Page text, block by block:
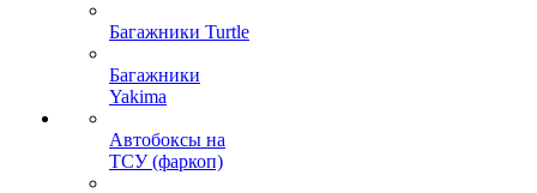
Багажники Turtle
Багажники
Yakima
Автобоксы на
ТСУ (фаркоп)